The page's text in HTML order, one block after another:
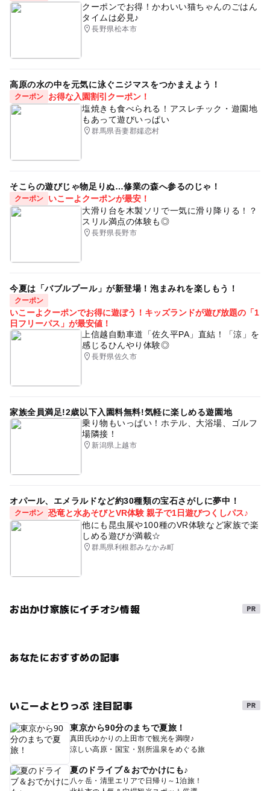
クーポンでお得！かわいい猫ちゃんのごはん
タイムは必見♪
長野県松本市
高原の水の中を元気に泳ぐニジマスをつかまえよう！
クーポン
お得な入園割引クーポン！
塩焼きも食べられる！アスレチック・遊園地
もあって遊びいっぱい
群馬県吾妻郡嬬恋村
そこらの遊びじゃ物足りぬ…修業の森へ参るのじゃ！
クーポン
いこーよクーポンが最安！
大滑り台を木製ソリで一気に滑り降りる！？
スリル満点の体験も◎
長野県長野市
今夏は「バブルプール」が新登場！泡まみれを楽しもう！
クーポン
いこーよクーポンでお得に遊ぼう！キッズランドが遊び放題の「1
日フリーパス」が最安値！
上信越自動車道「佐久平PA」直結！「涼」を
感じるひんやり体験◎
長野県佐久市
家族全員満足!2歳以下入園料無料!気軽に楽しめる遊園地
乗り物もいっぱい！ホテル、大浴場、ゴルフ
場隣接！
新潟県上越市
オパール、エメラルドなど約30種類の宝石さがしに夢中！
クーポン 恐竜と水あそびとVR体験 親子で1日遊びつくしパス♪
他にも昆虫展や100種のVR体験など家族で楽
しめる遊びが満載☆
群馬県利根郡みなかみ町
お出かけ家族にイチオシ情報
あなたにおすすめの記事
いこーよとりっぷ 注目記事
東京から90分のまちで夏旅！
真田氏ゆかりの上田市で観光を満喫♪
涼しい高原・国宝・別所温泉をめぐる旅
夏のドライブ＆おでかけにも♪
八ヶ岳・清里エリアで日帰り～1泊旅！